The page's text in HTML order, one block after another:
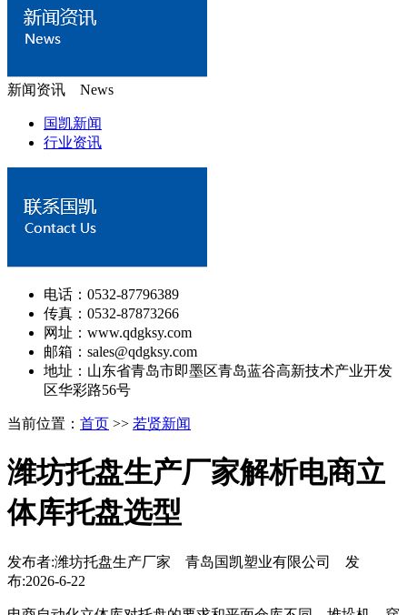
新闻资讯 News
国凯新闻
行业资讯
电话：0532-87796389
传真：0532-87873266
网址：www.qdgksy.com
邮箱：sales@qdgksy.com
地址：山东省青岛市即墨区青岛蓝谷高新技术产业开发
区华彩路56号
当前位置： 首页 >> 若贤新闻
潍坊托盘生产厂家解析电商立
体库托盘选型
发布者:潍坊托盘生产厂家 青岛国凯塑业有限公司 发
布:2026-6-22